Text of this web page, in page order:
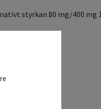
styrkan 80 mg/400 mg